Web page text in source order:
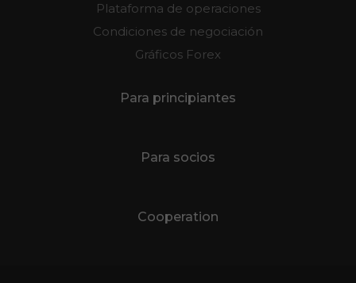
Plataforma de operaciones
Condiciones de negociación
Gráficos Forex
Para principiantes
Para socios
Cooperation